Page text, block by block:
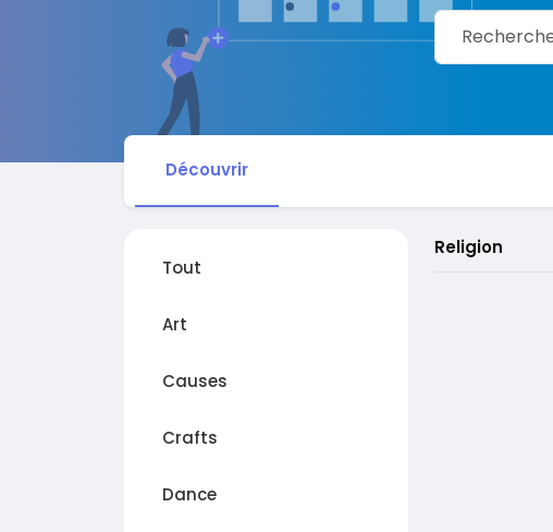
Découvrir
Tout
Art
Causes
Crafts
Dance
Religion